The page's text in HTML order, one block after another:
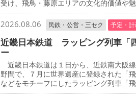
受け、飛鳥・藤原エリアの文化的価値や
2026.08.06 民鉄・公営・三セク 予定・
近畿日本鉄道 ラッピング列車「
ー
近畿日本鉄道は１日から、近鉄南大阪
野間で、７月に世界遺産に登録された「
などをモチーフにしたラッピング列車「